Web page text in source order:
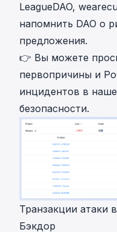
LeagueDAO,
напомнить DAO о
предложения.
👉 Вы можете
первопричины и
инцидентов в
безопасности.
Транзакции атаки
Бэкдор